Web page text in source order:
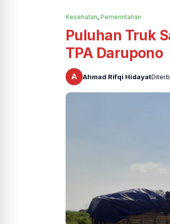
Kesehatan, Pemerintahan
Puluhan Truk
TPA Darupono
A Ahmad Rifqi Hidayat